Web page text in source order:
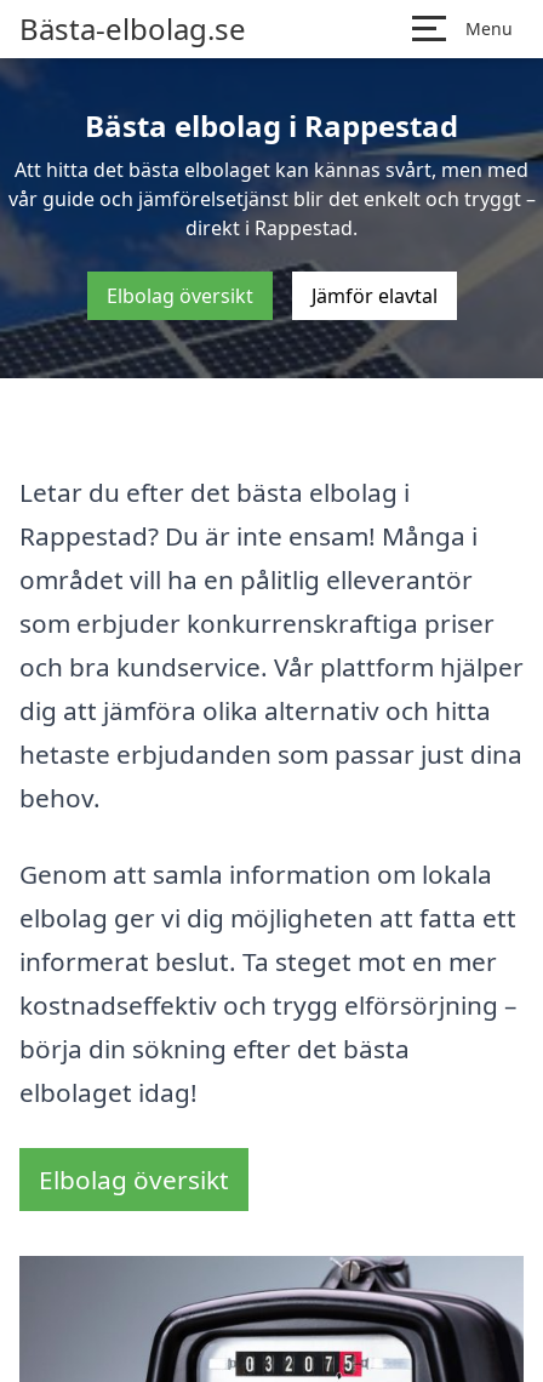
Bästa-elbolag.se Menu
Bästa elbolag i Rappestad
Att hitta det bästa elbolaget kan kännas svårt, men med
vår guide och jämförelsetjänst blir det enkelt och tryggt –
direkt i Rappestad.
Elbolag översikt Jämför elavtal
Letar du efter det bästa elbolag i
Rappestad? Du är inte ensam! Många i
området vill ha en pålitlig elleverantör
som erbjuder konkurrenskraftiga priser
och bra kundservice. Vår plattform hjälper
dig att jämföra olika alternativ och hitta
hetaste erbjudanden som passar just dina
behov.
Genom att samla information om lokala
elbolag ger vi dig möjligheten att fatta ett
informerat beslut. Ta steget mot en mer
kostnadseffektiv och trygg elförsörjning –
börja din sökning efter det bästa
elbolaget idag!
Elbolag översikt